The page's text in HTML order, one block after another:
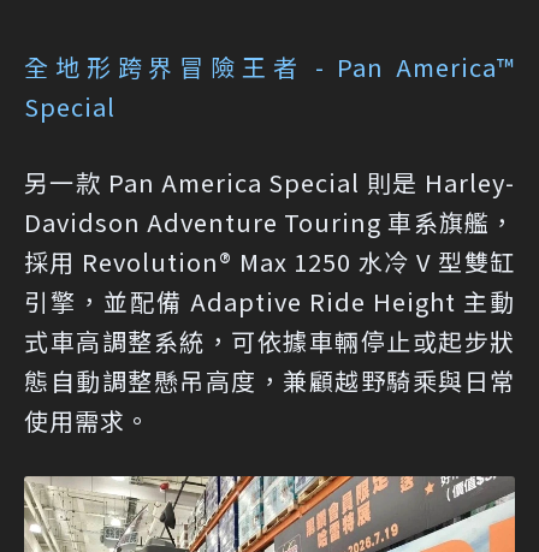
全地形跨界冒險王者 - Pan America™
Special
另一款 Pan America Special 則是 Harley-
Davidson Adventure Touring 車系旗艦，
採用 Revolution® Max 1250 水冷 V 型雙缸
引擎，並配備 Adaptive Ride Height 主動
式車高調整系統，可依據車輛停止或起步狀
態自動調整懸吊高度，兼顧越野騎乘與日常
使用需求。